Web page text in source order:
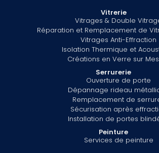
Vitrerie
Vitrages & Double
Réparation et Remplacement de
Vitrages Anti-Effraction
Isolation Thermique et
Créations en Verre sur
Serrurerie
Ouverture de porte
Dépannage rideau
Remplacement de
Sécurisation après
Installation de portes
Peinture
Services de peinture